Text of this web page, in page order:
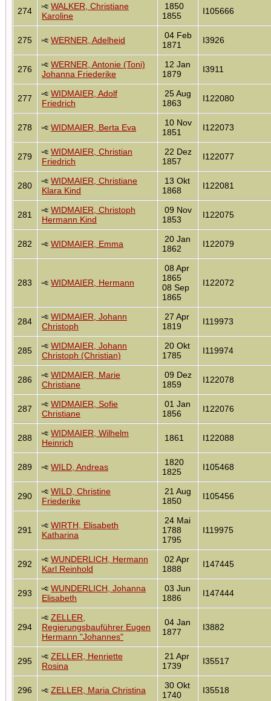
274
WALKER, Christiane
Karoline
1850
1855
I105666
275 WERNER, Adelheid
04 Feb
1871
I3926
276
WERNER, Antonie (Toni)
Johanna Friederike
12 Jan
1879
I3911
277
WIDMAIER, Adolf
Friedrich
25 Aug
1863
I122080
278 WIDMAIER, Berta Eva
10 Nov
1851
I122073
279
WIDMAIER, Christian
Friedrich
22 Dez
1857
I122077
280
WIDMAIER, Christiane
Klara Kind
13 Okt
1868
I122081
281
WIDMAIER, Christoph
Hermann Kind
09 Nov
1853
I122075
282 WIDMAIER, Emma
20 Jan
1862
I122079
283 WIDMAIER, Hermann
08 Apr
1865
08 Sep
1865
I122072
284
WIDMAIER, Johann
Christoph
27 Apr
1819
I119973
285
WIDMAIER, Johann
Christoph (Christian)
20 Okt
1785
I119974
286
WIDMAIER, Marie
Christiane
09 Dez
1859
I122078
287
WIDMAIER, Sofie
Christiane
01 Jan
1856
I122076
288
WIDMAIER, Wilhelm
Heinrich
1861 I122088
289 WILD, Andreas
1820
1825
I105468
290
WILD, Christine
Friederike
21 Aug
1850
I105456
291
WIRTH, Elisabeth
Katharina
24 Mai
1788
1795
I119975
292
WUNDERLICH, Hermann
Karl Reinhold
02 Apr
1888
I147445
293
WUNDERLICH, Johanna
Elisabeth
03 Jun
1886
I147444
294
ZELLER,
Regierungsbauführer Eugen
Hermann "Johannes"
04 Jan
1877
I3882
295
ZELLER, Henriette
Rosina
21 Apr
1739
I35517
296 ZELLER, Maria Christina
30 Okt
1740
I35518